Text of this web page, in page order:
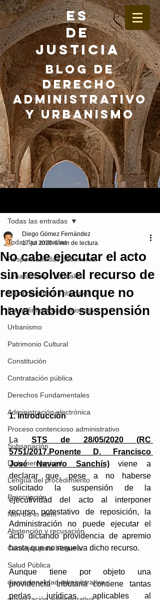
ES
DE
JUSTICIA
BLOG DE
DERECHO
ADMINISTRATIVO
Y URBANISMO
Todas las entradas
Responsabilidad patrimonial
Urbanismo y Tribunales
Compraventa y Tribunales
Procedimiento administrativo
Urbanismo
Patrimonio Cultural
Constitución
Contratación pública
Derechos Fundamentales
Administración electrónica
Proceso contencioso administrativo
Subsanación
Dictamen pericial
Lengua del procedimiento
Prescripción
Non bis in idem
Abstención y recusación
Consejos para bloguear
Salud Pública
discrecionalidad administrativa
Todas las entradas
No cabe ejecutar el acto
sin resolver el recurso de
reposición aunque no
haya habido suspensión
Diego Gómez Fernández
17 jul 2020 6 min de lectura
1. Introducción
La STS de 28/05/2020 (RC
5751/2017.Ponente D. Francisco
José Navarro Sanchís) viene a
declarar que, pese a no haberse
solicitado la suspensión de la
ejecutividad del acto al interponer
recurso potestativo de reposición, la
Administración no puede ejecutar el
acto dictando providencia de apremio
hasta que no resuelva dicho recurso.
Aunque tiene por objeto una
providencia tributaria contiene tantas